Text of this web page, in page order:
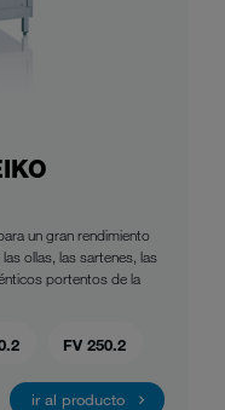
un gran rendimiento
ollas, las sartenes, las
portentos de la
FV 250.2
ir al producto